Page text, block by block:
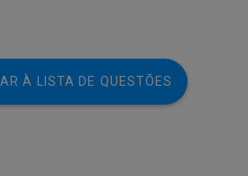
À LISTA DE QUESTÕES